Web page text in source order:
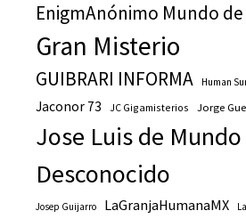
EnigmAnónimo Mundo
Gran Misterio
GUIBRARI INFORMA Human
Jaconor 73 JC Gigamisterios Jorge
Jose Luis de Mundo
Desconocido
Josep Guijarro LaGranjaHumanaMX